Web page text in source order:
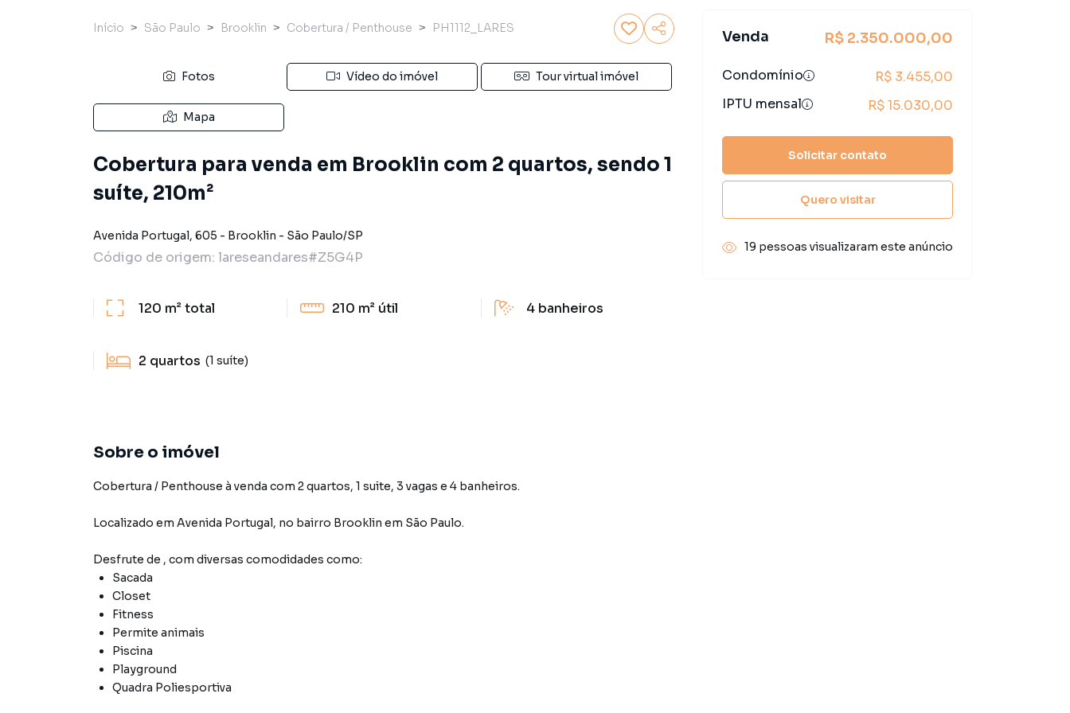
Início São Paulo Brooklin Cobertura / Penthouse PH1112_LARES
Fotos Vídeo do imóvel Tour virtual imóvel
Mapa
Cobertura para venda em Brooklin com 2 quartos, sendo 1
suíte, 210m²
Avenida Portugal, 605 - Brooklin - São Paulo/SP
Código de origem: lareseandares#Z5G4P
120 m²total 210 m² útil 4 banheiros
2 quartos (1 suíte)
Sobre o imóvel
Cobertura / Penthouse à venda com 2 quartos, 1 suite, 3 vagas e 4 banheiros.
Localizado em Avenida Portugal, no bairro Brooklin em São Paulo.
Desfrute de , com diversas comodidades como:
Sacada
Closet
Fitness
Permite animais
Piscina
Playground
Quadra Poliesportiva
Venda R$ 2.350.000,00
Condomínio
R$ 3.455,00
IPTU mensal
R$ 15.030,00
Solicitar contato
Quero visitar
19 pessoas visualizaram este anúncio